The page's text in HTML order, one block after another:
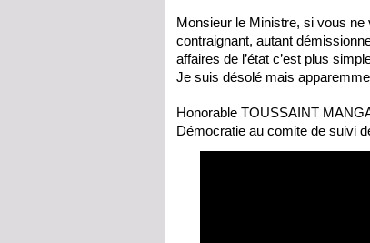
Monsieur le Ministre, si vous
contraignant, autant
affaires de l’état c’est plus
Je suis désolé mais
Honorable TOUSSAINT
Démocratie au comite de suivi